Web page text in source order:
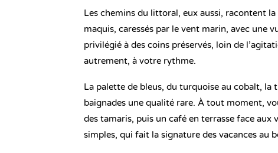
Les chemins du littoral, eux aussi, racontent
maquis, caressés par le vent marin, avec une
privilégié à des coins préservés, loin de
autrement, à votre rythme.
La palette de bleus, du turquoise au cobalt, la
baignades une qualité rare. À tout moment,
des tamaris, puis un café en terrasse face aux
simples, qui fait la signature des vacances au